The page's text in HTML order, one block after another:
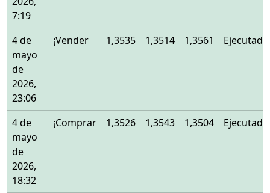
7:19
4 de
mayo
de
2026,
23:06
¡Vender 1,3535 1,3514 1,3561 Ejecutado
4 de
mayo
de
2026,
18:32
¡Comprar 1,3526 1,3543 1,3504 Ejecutado